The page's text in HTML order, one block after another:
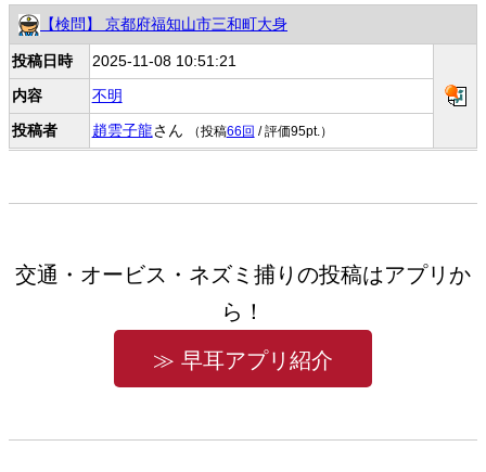
【検問】 京都府福知山市三和町大身
投稿日時
2025-11-08 10:51:21
内容
不明
投稿者
趙雲子龍さん （投稿66回 / 評価95pt.）
交通・オービス・ネズミ捕りの投稿はアプリか
ら！
≫ 早耳アプリ紹介